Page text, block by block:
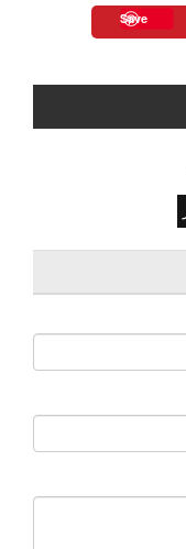
Save